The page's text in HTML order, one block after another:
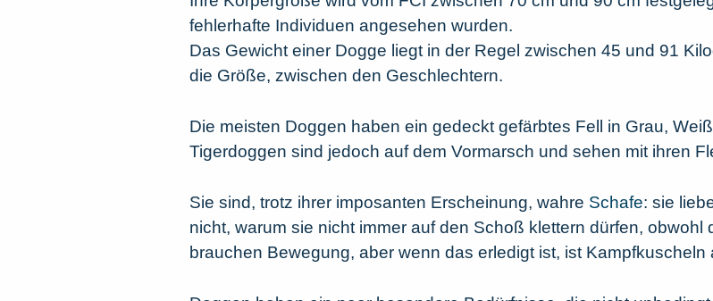
fehlerhafte Individuen angesehen wurden.
Das Gewicht einer Dogge liegt in der Regel zwischen 45 und 91
die Größe, zwischen den Geschlechtern.
Die meisten Doggen haben ein gedeckt gefärbtes Fell in Grau,
Tigerdoggen sind jedoch auf dem Vormarsch und sehen mit ihren
Sie sind, trotz ihrer imposanten Erscheinung, wahre Schafe: sie
nicht, warum sie nicht immer auf den Schoß klettern dürfen, obwohl
brauchen Bewegung, aber wenn das erledigt ist, ist Kampfkuscheln